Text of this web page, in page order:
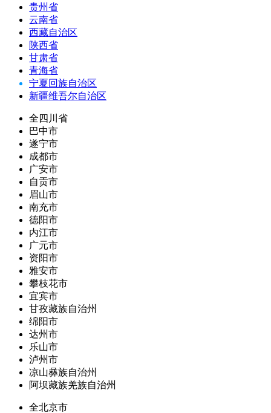
贵州省
云南省
西藏自治区
陕西省
甘肃省
青海省
宁夏回族自治区
新疆维吾尔自治区
全四川省
巴中市
遂宁市
成都市
广安市
自贡市
眉山市
南充市
德阳市
内江市
广元市
资阳市
雅安市
攀枝花市
宜宾市
甘孜藏族自治州
绵阳市
达州市
乐山市
泸州市
凉山彝族自治州
阿坝藏族羌族自治州
全北京市